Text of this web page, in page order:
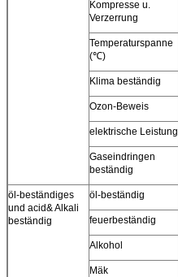
Kompresse u.
Verzerrung
Temperaturspanne
(℃)
Klima beständig
Ozon-Beweis
elektrische Leistung
Gaseindringen
beständig
öl-beständiges
und acid& Alkali
beständig
öl-beständig
feuerbeständig
Alkohol
Mäk